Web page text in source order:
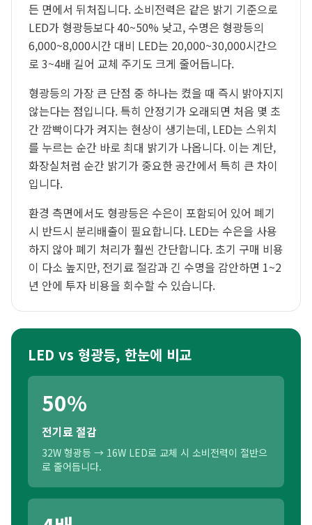
든 면에서 뒤처집니다. 소비전력은 같은 밝기 기준으로
LED가 형광등보다 40~50% 낮고, 수명은 형광등의
6,000~8,000시간 대비 LED는 20,000~30,000시간으
로 3~4배 길어 교체 주기도 크게 줄어듭니다.
형광등의 가장 큰 단점 중 하나는 켰을 때 즉시 밝아지지
않는다는 점입니다. 특히 안정기가 오래되면 처음 몇 초
간 깜빡이다가 켜지는 현상이 생기는데, LED는 스위치
를 누르는 순간 바로 최대 밝기가 나옵니다. 이는 계단,
화장실처럼 순간 밝기가 중요한 공간에서 특히 큰 차이
입니다.
환경 측면에서도 형광등은 수은이 포함되어 있어 폐기
시 반드시 분리배출이 필요합니다. LED는 수은을 사용
하지 않아 폐기 처리가 훨씬 간단합니다. 초기 구매 비용
이 다소 높지만, 전기료 절감과 긴 수명을 감안하면 1~2
년 안에 투자 비용을 회수할 수 있습니다.
LED vs 형광등, 한눈에 비교
50%
전기료 절감
32W 형광등 → 16W LED로 교체 시 소비전력이 절반으
로 줄어듭니다.